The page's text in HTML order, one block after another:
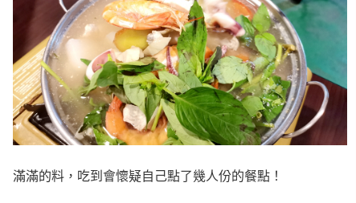
滿滿的料，吃到會懷疑自己點了幾人份的餐點！